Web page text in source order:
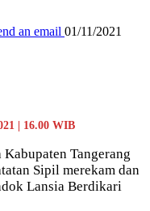
an email 01/11/2021
| 16.00 WIB
Kabupaten Tangerang
Sipil merekam dan
Lansia Berdikari